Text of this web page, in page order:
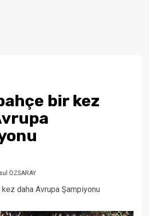
bir kez
ÖZSARAY
daha Avrupa Şampiyonu